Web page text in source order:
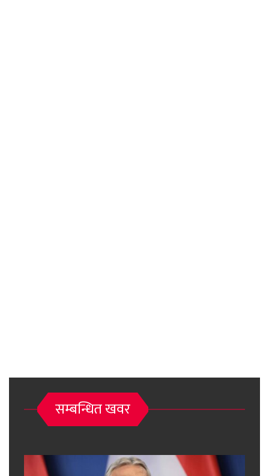
सम्बन्धित खवर